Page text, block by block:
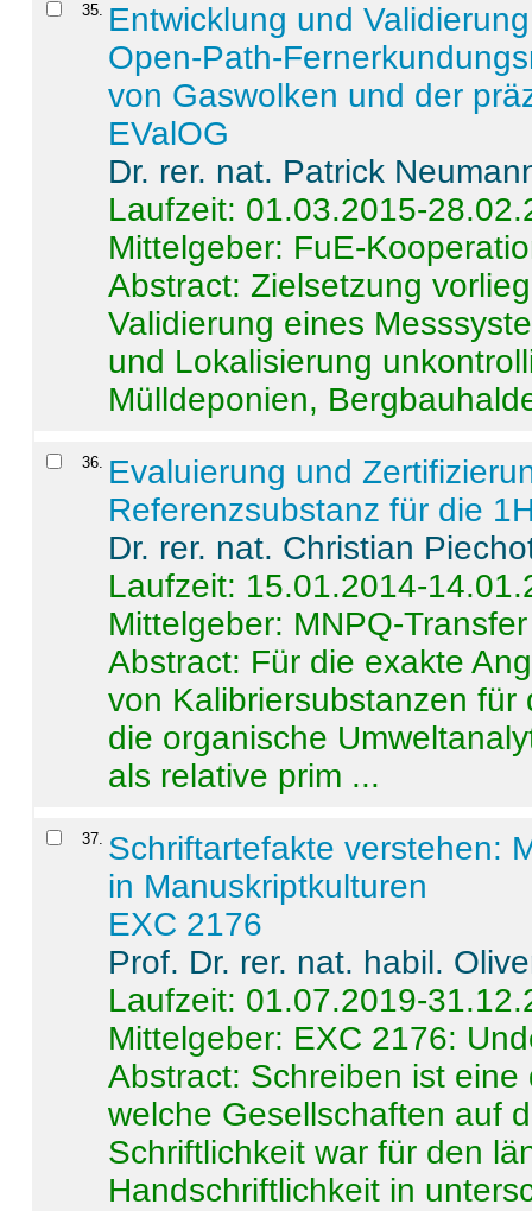
35. Entwicklung und
Open-Path-
von Gaswolken und der
EValOG
Dr. rer. nat. Patrick
Laufzeit: 01.03.2015-
Mittelgeber: FuE-
Abstract:Zielsetzung
Validierung eines
und Lokalisierung
Mülldeponien,
36. Evaluierung und
Referenzsubstanz für die
Dr. rer. nat. Christian
Laufzeit: 15.01.2014-
Mittelgeber: MNPQ-Transfer
Abstract: Für die exakte
von Kalibriersubstanzen
die organische
als relative prim ...
37. Schriftartefakte verstehen:
in Manuskriptkulturen
EXC 2176
Prof. Dr. rer. nat. habil.
Laufzeit: 01.07.2019-
Mittelgeber: EXC 2176:
Abstract: Schreiben ist
welche Gesellschaften auf
Schriftlichkeit war für den
Handschriftlichkeit in